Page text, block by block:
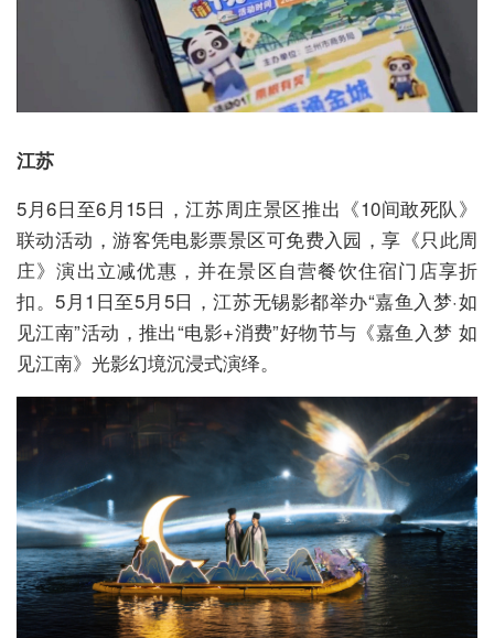
江苏
5月6日至6月15日，江苏周庄景区推出《10间敢死队》
联动活动，游客凭电影票景区可免费入园，享《只此周
庄》演出立减优惠，并在景区自营餐饮住宿门店享折
扣。5月1日至5月5日，江苏无锡影都举办“嘉鱼入梦·如
见江南”活动，推出“电影+消费”好物节与《嘉鱼入梦 如
见江南》光影幻境沉浸式演绎。